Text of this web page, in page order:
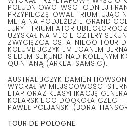
POŁUDNIOWO-WSCHODNIEJ
PRZYPIECZĘTOWAŁ TRIUMFUJĄC
METĄ NA PODJEŹDZIE GRAND
JURY. TRIUMFATOR
UZYSKAŁ NA MECIE CZTERY
ZWYCIĘZCĄ OSTATNIEGO TOUR
KOLUMBIJCZYKIEM EGANEM
SIEDEM SEKUND NAD KOLEJNYM
QUINTANĄ (ARKEA-SAMSIC).
AUSTRALIJCZYK DAMIEN
WYGRAŁ W MIEJSCOWOŚCI
ETAP ORAZ KLASYFIKACJĘ
KOLARSKIEGO DOOKOŁA CZECH.
PAWEŁ POLJAŃSKI (BORA-
TOUR DE POLOGNE: